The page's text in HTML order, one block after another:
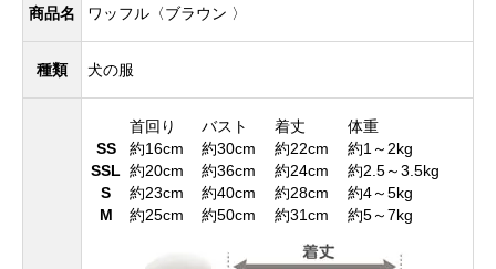
商品名 ワッフル〈ブラウン 〉
種類 犬の服
首回り バスト 着丈
体重
SS
約16cm 約30cm 約22cm
約1～2kg
SSL 約20cm 約36cm 約24cm
約2.5～3.5kg
S
約23cm 約40cm 約28cm
約4～5kg
M
約25cm 約50cm 約31cm 約5～7kg